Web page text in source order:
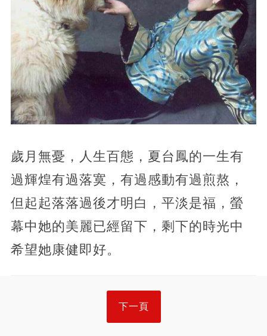
歲月無憂，人生百態，夏台鳳的一生有
過輝煌有過落寞，有過感動有過煎熬，
但起起落落過後才明白，平淡是福，螢
幕中她的美麗已經留下，剩下的時光中
希望她康健即好。
下一頁